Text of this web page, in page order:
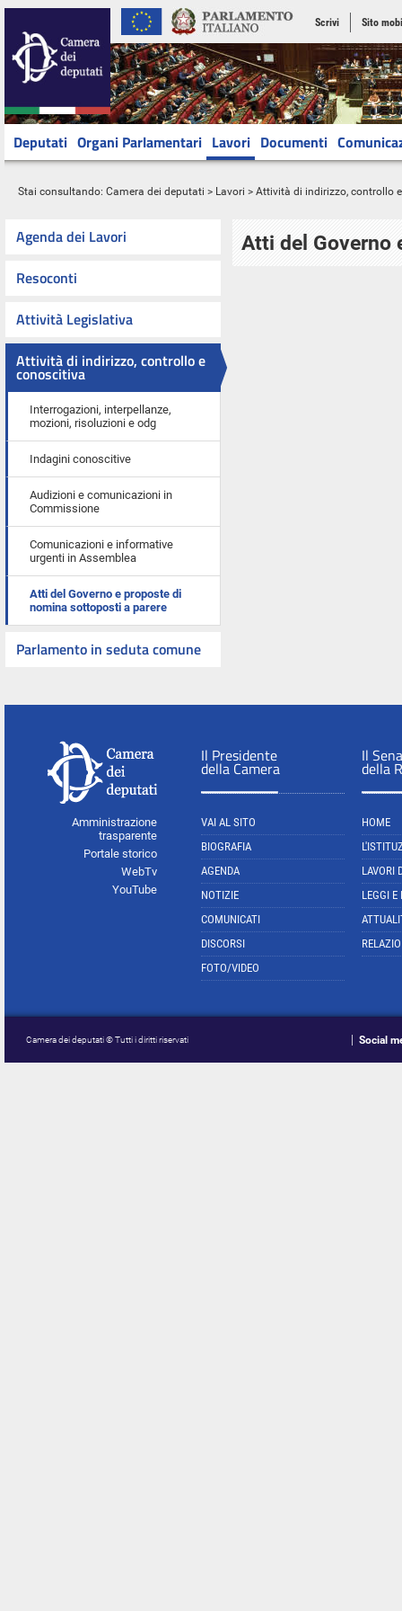
Scrivi Sito
Deputati Organi Parlamentari Lavori Documenti
Stai consultando: Camera dei deputati > Lavori > Attività di indirizzo, controllo
Agenda dei Lavori
Resoconti
Attività Legislativa
Attività di indirizzo, controllo e
conoscitiva
Interrogazioni, interpellanze,
mozioni, risoluzioni e odg
Indagini conoscitive
Audizioni e comunicazioni in
Commissione
Comunicazioni e informative
urgenti in Assemblea
Atti del Governo e proposte di
nomina sottoposti a parere
Parlamento in seduta comune
Atti del Governo
Amministrazione
trasparente
Portale storico
WebTv
YouTube
Il Presidente
della Camera
VAI AL SITO
BIOGRAFIA
AGENDA
NOTIZIE
COMUNICATI
DISCORSI
FOTO/VIDEO
Il
della
HOME
LAVORI
LEGGI E
Camera dei deputati © Tutti i diritti riservati Social